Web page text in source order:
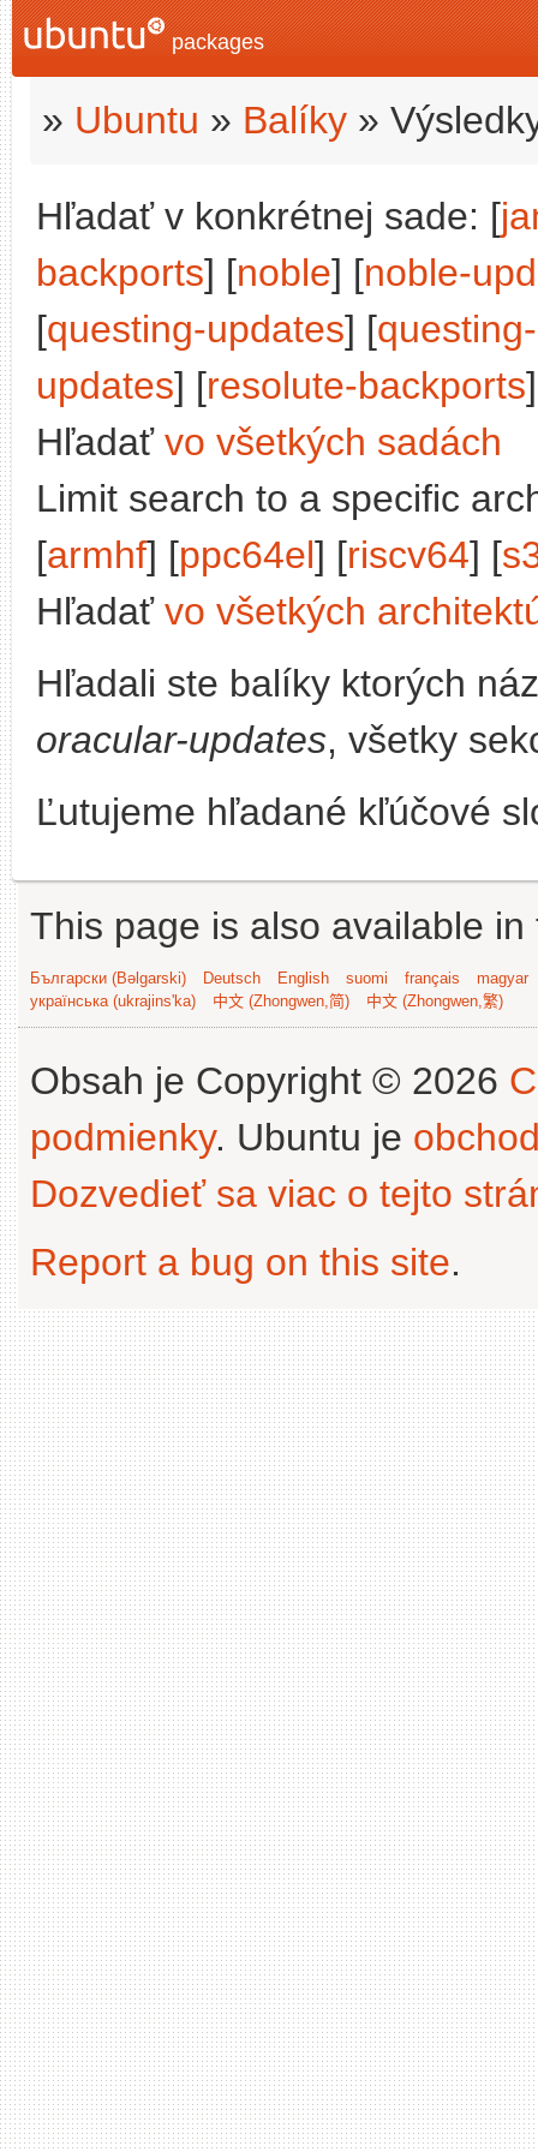
packages
» Ubuntu » Balíky »
Hľadať v konkrétnej sade: [
backports] [noble] [noble-
[questing-updates] [
updates] [resolute-backports
Hľadať vo všetkých sadách
Limit search to a specific
[armhf] [ppc64el] [riscv64] [
Hľadať vo všetkých
Hľadali ste balíky ktorých
oracular-updates, všetky
Ľutujeme hľadané kľúčové
This page is also available
Български (Bəlgarski) Deutsch English suomi français
magyar
українська (ukrajins'ka)
中文 (Zhongwen,简) 中文 (Zhongwen,繁)
Obsah je Copyright © 2026
podmienky. Ubuntu je
Dozvedieť sa viac o tejto
Report a bug on this site.